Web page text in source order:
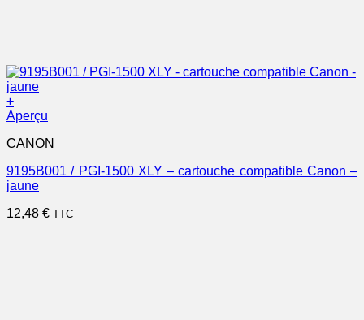
+
Aperçu
CANON
9195B001 / PGI-1500 XLY – cartouche compatible Canon –
jaune
12,48 € TTC